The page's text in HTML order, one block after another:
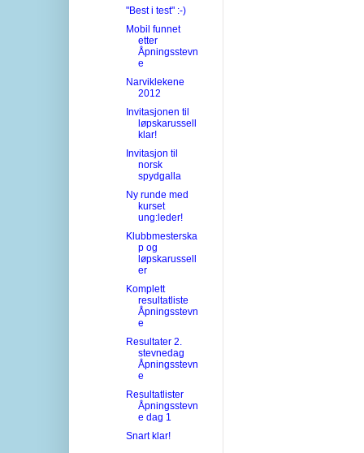
"Best i test" :-)
Mobil funnet
etter
Åpningsstevn
e
Narviklekene
2012
Invitasjonen til
løpskarussell
klar!
Invitasjon til
norsk
spydgalla
Ny runde med
kurset
ung:leder!
Klubbmesterska
p og
løpskarussell
er
Komplett
resultatliste
Åpningsstevn
e
Resultater 2.
stevnedag
Åpningsstevn
e
Resultatlister
Åpningsstevn
e dag 1
Snart klar!